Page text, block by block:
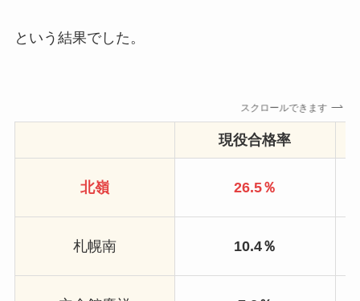
という結果でした。
スクロールできます
現役合格率
北嶺 26.5％
札幌南 10.4％